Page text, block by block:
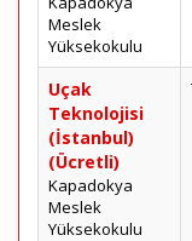
Meslek
Yüksekokulu
Uçak
Teknolojisi
(İstanbul)
(Ücretli)
Kapadokya
Meslek
Yüksekokulu